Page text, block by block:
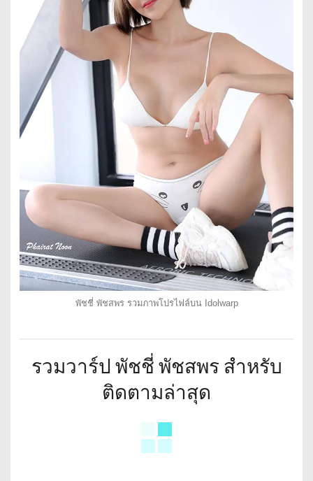
พัชชี่ พัชสพร รวมภาพโปรไฟล์บน Idolwarp
รวมวาร์ป พัชชี่ พัชสพร สำหรับ
ติดตามล่าสุด